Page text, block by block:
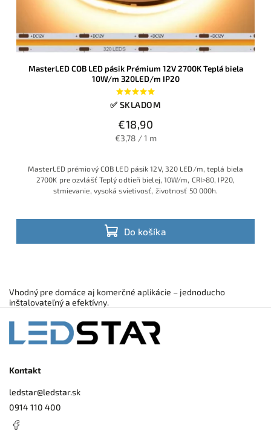
MasterLED COB LED pásik Prémium 12V 2700K Teplá biela
10W/m 320LED/m IP20
✅ SKLADOM
€18,90
€3,78 / 1 m
Do košíka
MasterLED prémiový COB LED pásik 12V, 320 LED/m, teplá biela
2700K pre ozvlášť Teplý odtieň bielej, 10W/m, CRI>80, IP20,
stmievanie, vysoká svietivosť, životnosť 50 000h.
Vhodný pre domáce aj komerčné aplikácie – jednoducho
inštalovateľný a efektívny.
Kontakt
ledstar@ledstar.sk
0914 110 400